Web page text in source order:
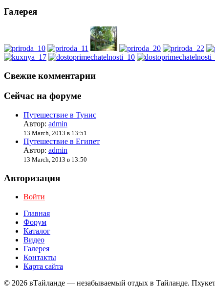
Галерея
Свежие комментарии
Сейчас на форуме
Путешествие в Тунис
Автор: admin
13 March, 2013 в 13:51
Путешествие в Египет
Автор: admin
13 March, 2013 в 13:50
Авторизация
Войти
Главная
Форум
Каталог
Видео
Галерея
Контакты
Карта сайта
© 2026 вТайланде — незабываемый отдых в Тайланде.